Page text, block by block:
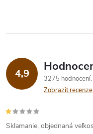
4,9
3275 hodnocení
Zobrazit recenze
Sklamanie, objednaná